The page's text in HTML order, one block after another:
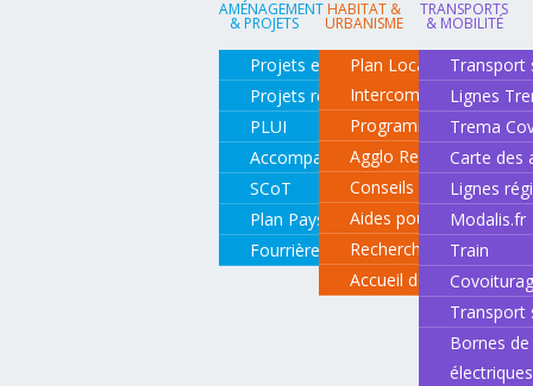
AMÉNAGEMENT
& PROJETS
Projets en cours
Projets réalisés
PLUI
Accompagnement de projets
SCoT
Plan Paysage
Fourrière animale
HABITAT &
URBANISME
Plan Local d'Urbanisme
Intercommunal
Programme local de
Agglo Renov
Conseils pour rénover
Aides pour rénover
Recherche d'un
Accueil des gens du
TRANSPORTS
& MOBILITÉ
Transport
Lignes
Trema
Carte des
Lignes
Modalis.fr
Train
Transport
Bornes
électriques